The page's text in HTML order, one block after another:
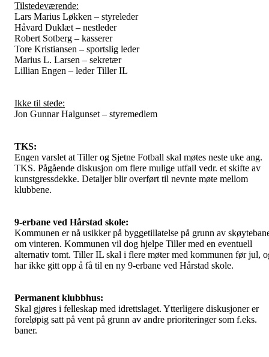
Tilstedeværende:
Lars Marius Løkken – styreleder
Håvard Duklæt – nestleder
Robert Sotberg – kasserer
Tore Kristiansen – sportslig leder
Marius L. Larsen – sekretær
Lillian Engen – leder Tiller IL
Ikke til stede:
Jon Gunnar Halgunset – styremedlem
TKS:
Engen varslet at Tiller og Sjetne Fotball skal møtes neste uke ang.
TKS. Pågående diskusjon om flere mulige utfall vedr. et skifte av
kunstgressdekke. Detaljer blir overført til nevnte møte mellom
klubbene.
9-erbane ved Hårstad skole:
Kommunen er nå usikker på byggetillatelse på grunn av
om vinteren. Kommunen vil dog hjelpe Tiller med en eventuell
alternativ tomt. Tiller IL skal i flere møter med kommunen før jul,
har ikke gitt opp å få til en ny 9-erbane ved Hårstad skole.
Permanent klubbhus:
Skal gjøres i felleskap med idrettslaget. Ytterligere diskusjoner er
foreløpig satt på vent på grunn av andre prioriteringer som f.eks.
baner.